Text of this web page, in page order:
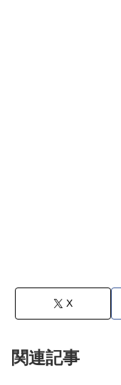
X
関連記事